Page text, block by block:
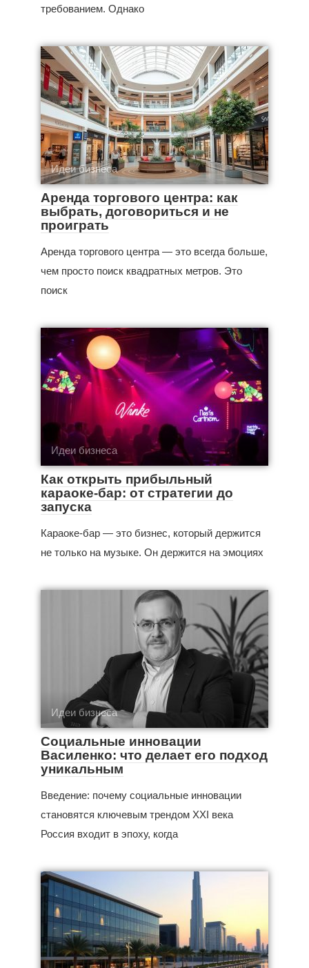
требованием. Однако
Идеи бизнеса
Аренда торгового центра: как
выбрать, договориться и не
проиграть
Аренда торгового центра — это всегда больше,
чем просто поиск квадратных метров. Это
поиск
Идеи бизнеса
Как открыть прибыльный
караоке-бар: от стратегии до
запуска
Караоке-бар — это бизнес, который держится
не только на музыке. Он держится на эмоциях
Идеи бизнеса
Социальные инновации
Василенко: что делает его подход
уникальным
Введение: почему социальные инновации
становятся ключевым трендом XXI века
Россия входит в эпоху, когда